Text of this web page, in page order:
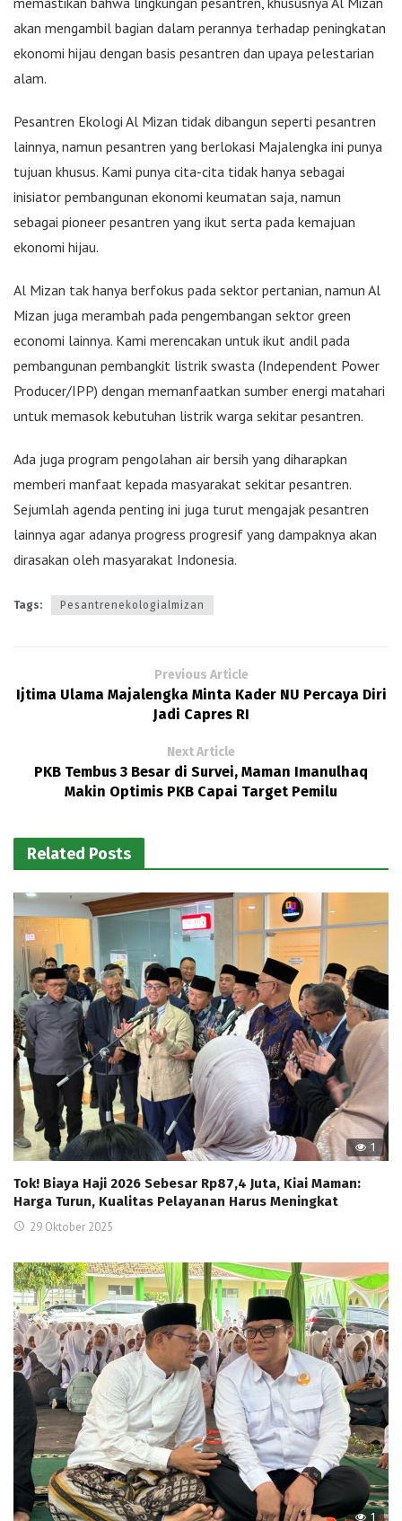
akan mengambil bagian dalam perannya terhadap peningkatan
ekonomi hijau dengan basis pesantren dan upaya pelestarian
alam.
Pesantren Ekologi Al Mizan tidak dibangun seperti pesantren
lainnya, namun pesantren yang berlokasi Majalengka ini punya
tujuan khusus. Kami punya cita-cita tidak hanya sebagai
inisiator pembangunan ekonomi keumatan saja, namun
sebagai pioneer pesantren yang ikut serta pada kemajuan
ekonomi hijau.
Al Mizan tak hanya berfokus pada sektor pertanian, namun Al
Mizan juga merambah pada pengembangan sektor green
economi lainnya. Kami merencakan untuk ikut andil pada
pembangunan pembangkit listrik swasta (Independent Power
Producer/IPP) dengan memanfaatkan sumber energi matahari
untuk memasok kebutuhan listrik warga sekitar pesantren.
Ada juga program pengolahan air bersih yang diharapkan
memberi manfaat kepada masyarakat sekitar pesantren.
Sejumlah agenda penting ini juga turut mengajak pesantren
lainnya agar adanya progress progresif yang dampaknya akan
dirasakan oleh masyarakat Indonesia.
Tags: Pesantrenekologialmizan
Previous Article
Ijtima Ulama Majalengka Minta Kader NU Percaya Diri
Jadi Capres RI
Next Article
PKB Tembus 3 Besar di Survei, Maman Imanulhaq
Makin Optimis PKB Capai Target Pemilu
Related Posts
1
Tok! Biaya Haji 2026 Sebesar Rp87,4 Juta, Kiai Maman:
Harga Turun, Kualitas Pelayanan Harus Meningkat
29 Oktober 2025
1